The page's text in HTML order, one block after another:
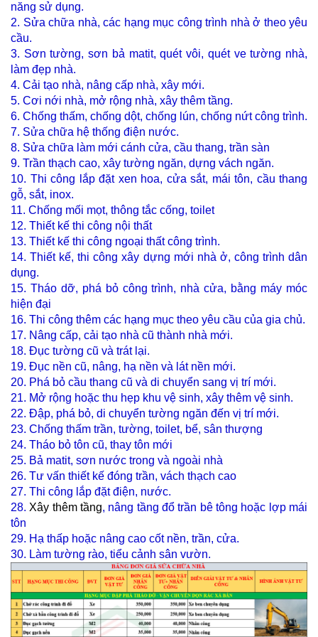
năng sử dụng.
2. Sửa chữa nhà, các hạng mục công trình nhà ở theo yêu
cầu.
3. Sơn tường, sơn bả matit, quét vôi, quét ve tường nhà,
làm đẹp nhà.
4. Cải tạo nhà, nâng cấp nhà, xây mới.
5. Cơi nới nhà, mở rộng nhà, xây thêm tầng.
6. Chống thấm, chống dột, chống lún, chống nứt công trình.
7. Sửa chữa hệ thống điện nước.
8. Sửa chữa làm mới cánh cửa, cầu thang, trần sàn
9. Trần thạch cao, xây tường ngăn, dựng vách ngăn.
10. Thi công lắp đặt xen hoa, cửa sắt, mái tôn, cầu thang
gỗ, sắt, inox.
11. Chống mối mọt, thông tắc cống, toilet
12. Thiết kế thi công nội thất
13. Thiết kế thi công ngoại thất công trình.
14. Thiết kế, thi công xây dựng mới nhà ở, công trình dân
dụng.
15. Tháo dỡ, phá bỏ công trình, nhà cửa, bằng máy móc
hiện đại
16. Thi công thêm các hạng mục theo yêu cầu của gia chủ.
17. Nâng cấp, cải tạo nhà cũ thành nhà mới.
18. Đục tường cũ và trát lại.
19. Đục nền cũ, nâng, hạ nền và lát nền mới.
20. Phá bỏ cầu thang cũ và di chuyển sang vị trí mới.
21. Mở rộng hoặc thu hẹp khu vệ sinh, xây thêm vệ sinh.
22. Đập, phá bỏ, di chuyển tường ngăn đến vị trí mới.
23. Chống thấm trần, tường, toilet, bể, sân thượng
24. Tháo bỏ tôn cũ, thay tôn mới
25. Bả matit, sơn nước trong và ngoài nhà
26. Tư vấn thiết kế đóng trần, vách thạch cao
27. Thi công lắp đặt điện, nước.
28. Xây thêm tầng, nâng tầng đổ trần bê tông hoặc lợp mái
tôn
29. Hạ thấp hoặc nâng cao cốt nền, trần, cửa.
30. Làm tường rào, tiểu cảnh sân vườn.